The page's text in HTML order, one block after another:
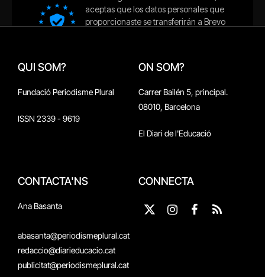
QUI SOM?
Fundació Periodisme Plural
ISSN 2339 - 9619
ON SOM?
Carrer Bailén 5, principal.
08010, Barcelona
El Diari de l'Educació
CONTACTA'NS
Ana Basanta
abasanta@periodismeplural.cat
redaccio@diarieducacio.cat
publicitat@periodismeplural.cat
CONNECTA
X
Instagram
Facebook
RSS